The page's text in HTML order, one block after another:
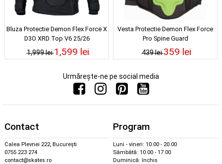
Bluza Protectie Demon Flex Force X
D3O XRD Top V6 25/26
1,999 lei1,599 lei
Vesta Protectie Demon Flex Force
Pro Spine Guard
439 lei359 lei
Urmărește-ne pe social media
Contact
Calea Plevnei 222, București
0755 223 274
contact@skates.ro
Program
Luni - vineri: 10.00 - 20.00
Sâmbătă: 10.00 - 17.00
Duminică: închis